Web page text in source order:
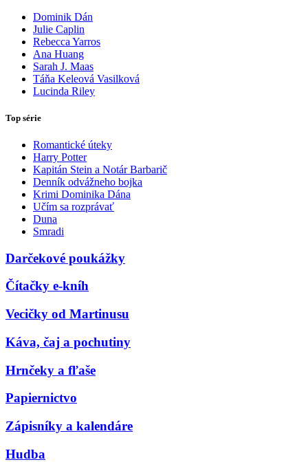
Dominik Dán
Julie Caplin
Rebecca Yarros
Ana Huang
Sarah J. Maas
Táňa Keleová Vasilková
Lucinda Riley
Top série
Romantické úteky
Harry Potter
Kapitán Stein a Notár Barbarič
Denník odvážneho bojka
Krimi Dominika Dána
Učím sa rozprávať
Duna
Smradi
Darčekové poukážky
Čítačky e-kníh
Vecičky od Martinusu
Káva, čaj a pochutiny
Hrnčeky a fľaše
Papiernictvo
Zápisníky a kalendáre
Hudba